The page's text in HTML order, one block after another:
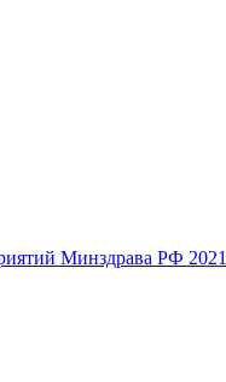
Минздрава РФ 2021